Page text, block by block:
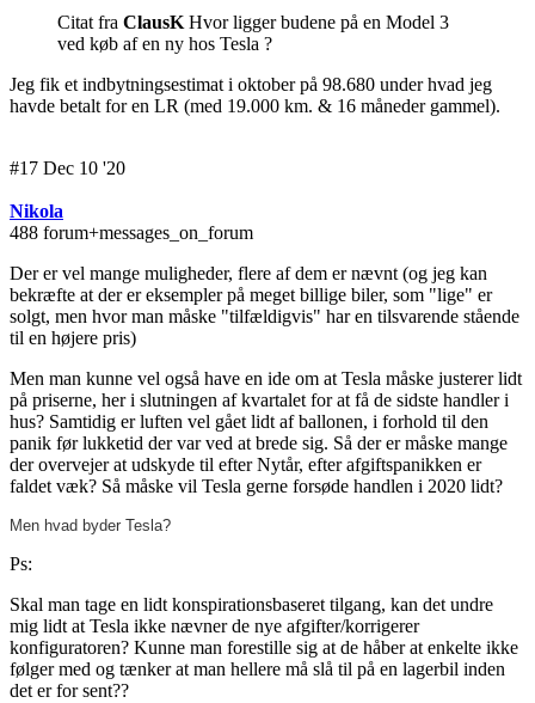
Citat fra ClausK Hvor ligger budene på en Model 3
ved køb af en ny hos Tesla ?
Jeg fik et indbytningsestimat i oktober på 98.680 under hvad jeg
havde betalt for en LR (med 19.000 km. & 16 måneder gammel).
#17 Dec 10 '20
Nikola
488 forum+messages_on_forum
Der er vel mange muligheder, flere af dem er nævnt (og jeg kan
bekræfte at der er eksempler på meget billige biler, som "lige" er
solgt, men hvor man måske "tilfældigvis" har en tilsvarende stående
til en højere pris)
Men man kunne vel også have en ide om at Tesla måske justerer lidt
på priserne, her i slutningen af kvartalet for at få de sidste handler i
hus? Samtidig er luften vel gået lidt af ballonen, i forhold til den
panik før lukketid der var ved at brede sig. Så der er måske mange
der overvejer at udskyde til efter Nytår, efter afgiftspanikken er
faldet væk? Så måske vil Tesla gerne forsøde handlen i 2020 lidt?
Men hvad byder Tesla?
Ps:
Skal man tage en lidt konspirationsbaseret tilgang, kan det undre
mig lidt at Tesla ikke nævner de nye afgifter/korrigerer
konfiguratoren? Kunne man forestille sig at de håber at enkelte ikke
følger med og tænker at man hellere må slå til på en lagerbil inden
det er for sent??